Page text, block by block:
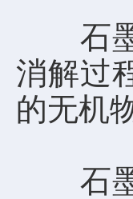
石墨
消解过
的无机
石墨